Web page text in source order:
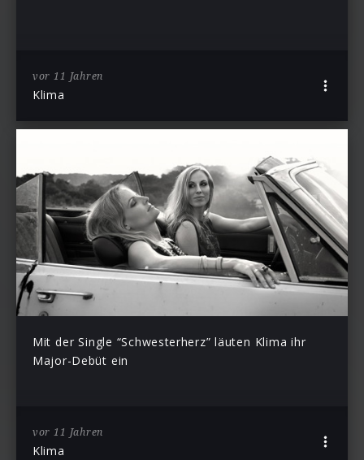
vor 11 Jahren
Klima
Mit der Single “Schwesterherz” läuten Klima ihr
Major-Debüt ein
vor 11 Jahren
Klima